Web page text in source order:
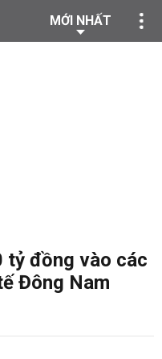
MỚI NHẤT
tỷ đồng vào các
Đông Nam